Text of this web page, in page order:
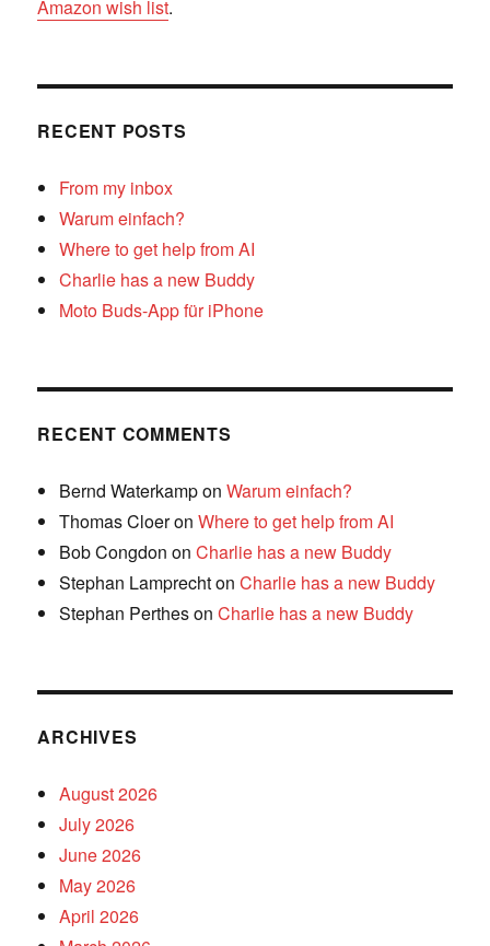
Amazon wish list.
RECENT POSTS
From my inbox
Warum einfach?
Where to get help from AI
Charlie has a new Buddy
Moto Buds-App für iPhone
RECENT COMMENTS
Bernd WaterkamponWarum einfach?
Thomas CloeronWhere to get help from AI
Bob Congdon onCharlie has a new Buddy
Stephan LamprechtonCharlie has a new Buddy
Stephan PerthesonCharlie has a new Buddy
ARCHIVES
August 2026
July 2026
June 2026
May 2026
April 2026